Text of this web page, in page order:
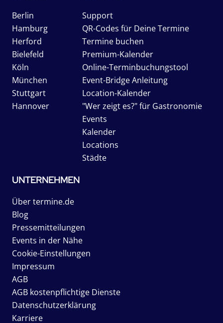
Berlin
Hamburg
Herford
Bielefeld
Köln
München
Stuttgart
Hannover
Support
QR-Codes für Deine Termine
Termine buchen
Premium-Kalender
Online-Terminbuchungstool
Event-Bridge Anleitung
Location-Kalender
"Wer zeigt es?" für Gastronomie
Events
Kalender
Locations
Städte
UNTERNEHMEN
Über termine.de
Blog
Pressemitteilungen
Events in der Nähe
Cookie-Einstellungen
Impressum
AGB
AGB kostenpflichtige Dienste
Datenschutzerklärung
Karriere